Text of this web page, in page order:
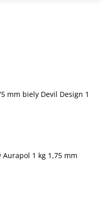
mm biely Devil Design 1
Aurapol 1 kg 1,75 mm